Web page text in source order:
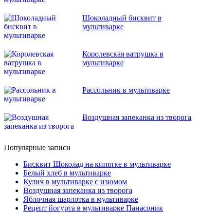
Шоколадный бисквит в
мультиварке
Королевская ватрушка в
мультиварке
Рассольник в мультиварке
Воздушная запеканка из творога
Популярные записи
Бисквит Шоколад на кипятке в мультиварке
Белый хлеб в мультиварке
Кулич в мультиварке с изюмом
Воздушная запеканка из творога
Яблочная шарлотка в мультиварке
Рецепт йогурта в мультиварке Панасоник